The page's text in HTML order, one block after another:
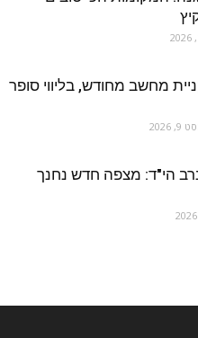
מחשב מחודש, בליווי סופר
2026
הי"ד: מצפה חדש נחנך